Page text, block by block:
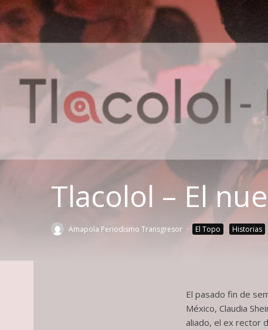
Tlacolol – El
Amapola Periodismo Transgresor · El Topo Historias
El pasado fin de
México, Claudia
aliado, el ex rector